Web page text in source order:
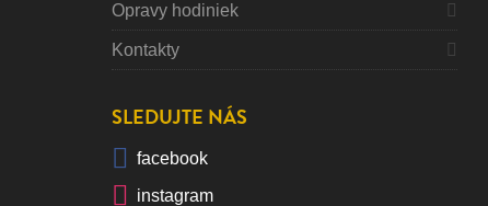
Opravy hodiniek
Kontakty
SLEDUJTE NÁS
facebook
instagram